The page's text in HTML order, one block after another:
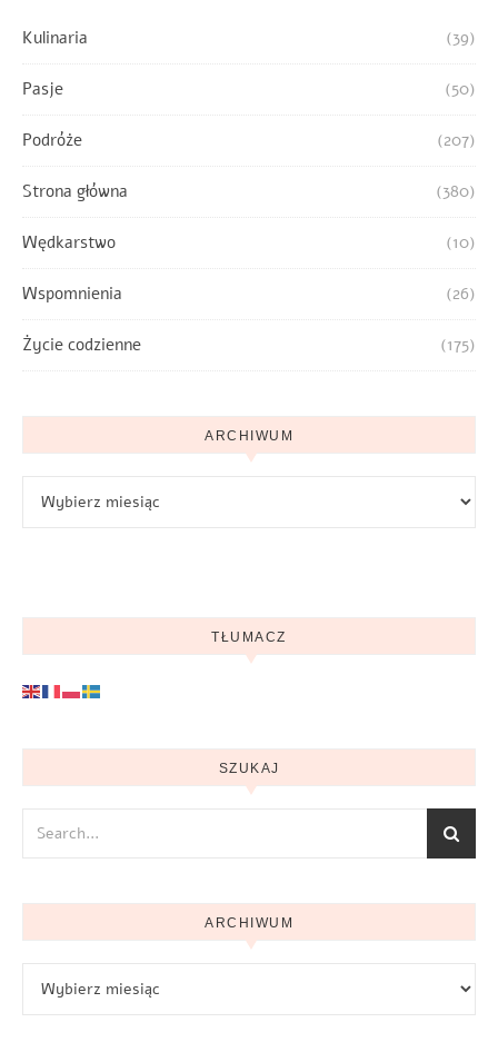
Kulinaria (39)
Pasje (50)
Podróże (207)
Strona główna (380)
Wędkarstwo (10)
Wspomnienia (26)
Życie codzienne (175)
ARCHIWUM
TŁUMACZ
SZUKAJ
ARCHIWUM